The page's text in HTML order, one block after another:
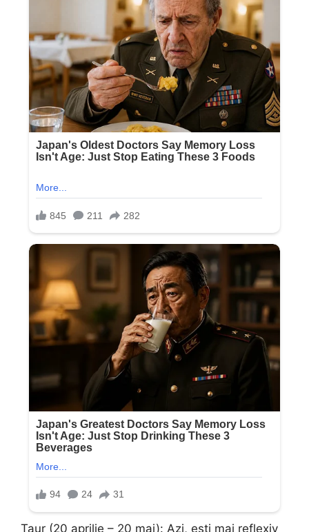
Taur (20 aprilie – 20 mai): Azi, ești mai reflexiv